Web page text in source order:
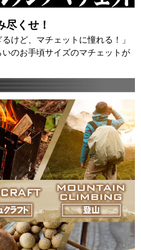
尽くせ！
けど、マチェットに憧れる！」
のお手頃サイズのマチェットが